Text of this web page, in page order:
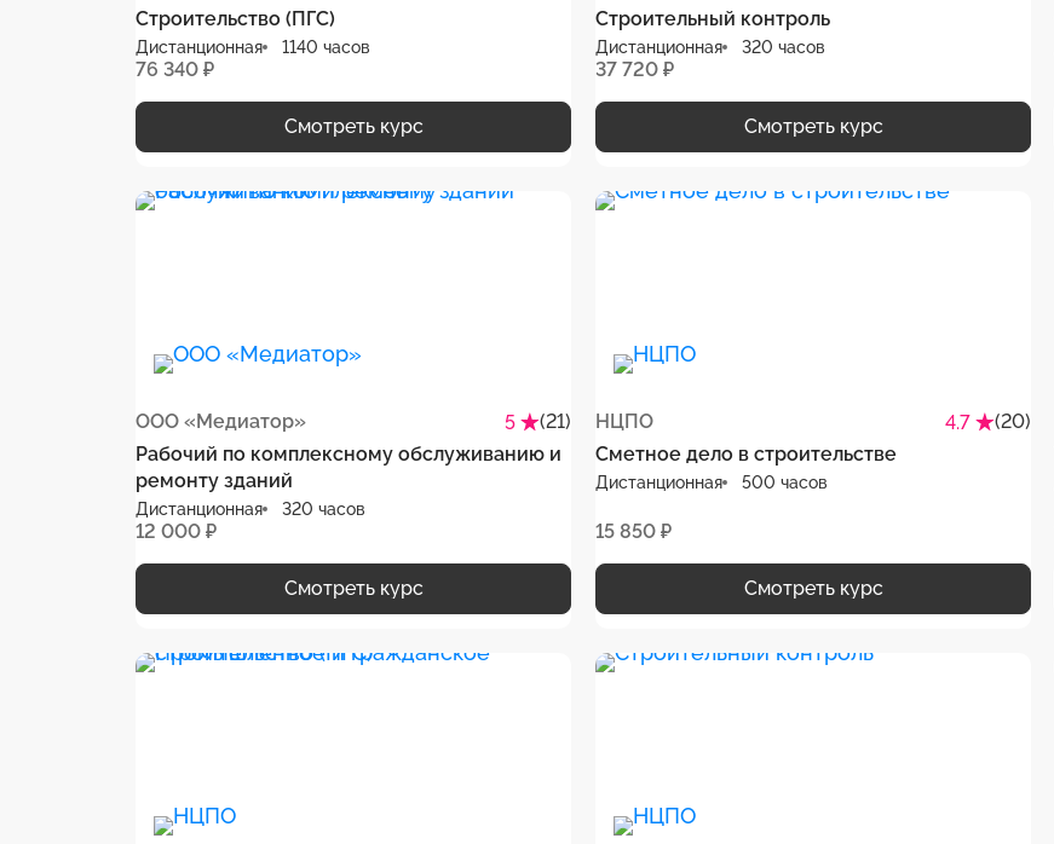
Строительство (ПГС)
Дистанционная 1140 часов
76 340 ₽
Смотреть курс
Строительный контроль
Дистанционная 320 часов
37 720 ₽
Смотреть курс
ООО «Медиатор» 5
(21)
Рабочий по комплексному обслуживанию и
ремонту зданий
Дистанционная 320 часов
12 000 ₽
Смотреть курс
НЦПО 4.7
(20)
Сметное дело в строительстве
Дистанционная 500 часов
15 850 ₽
Смотреть курс